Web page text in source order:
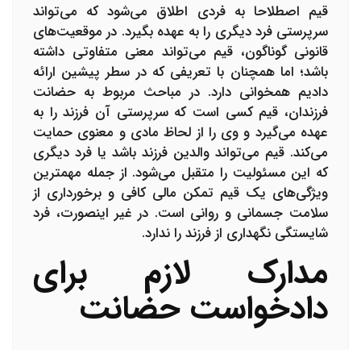
قیم اصطلاحا به فردی اطلاق می‌شود که می‌تواند
سرپرستی فرد دیگری را به عهده بگیرد. در موقعیت‌های
قانونی گوناگون، قیم می‌تواند معنی متفاوتی داشته
باشد؛ اما همچنان با تعریفی که در سطر پیشین ارائه
دادیم همخوانی دارد. در مباحث مربوط به حضانت
فرزندان، قیم کسی است که سرپرستی آن فرزند را به
عهده می‌گیرد و وی را از لحاظ مادی و معنوی حمایت
می‌کند. قیم می‌تواند والدین فرزند باشد یا فرد دیگری
که این مسئولیت را متقبل می‌شود. از جمله مهمترین
ویژگی‌های یک قیم تمکن مالی کافی و برخورداری از
سلامت جسمانی و روانی است. در غیر اینصورت، فرد
شایستگی نگهداری از فرزند را ندارد.
مدارک لازم برای
دادخواست حضانت